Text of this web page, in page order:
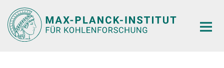
Hauptinhalt